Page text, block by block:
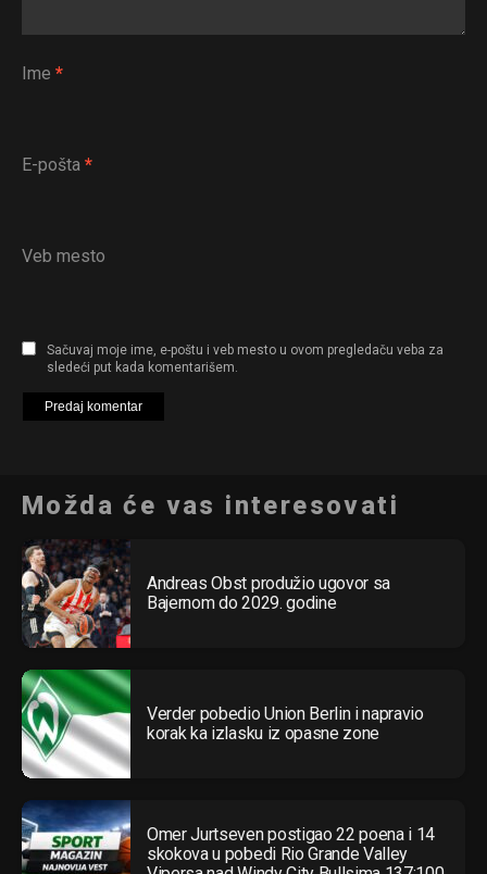
Ime *
E-pošta *
Veb mesto
Sačuvaj moje ime, e-poštu i veb mesto u ovom pregledaču veba za
sledeći put kada komentarišem.
Možda će vas interesovati
Andreas Obst produžio ugovor sa
Bajernom do 2029. godine
Verder pobedio Union Berlin i napravio
korak ka izlasku iz opasne zone
Omer Jurtseven postigao 22 poena i 14
skokova u pobedi Rio Grande Valley